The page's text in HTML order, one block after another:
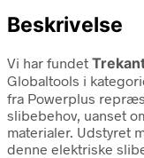
Beskrivelse
Vi har fundet
Globaltools i
fra Powerplus
slibebehov, uanset
materialer. Udstyret
denne elektriske